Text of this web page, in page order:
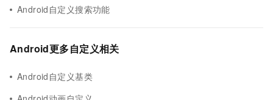
Android自定义搜索功能
Android更多自定义相关
Android自定义基类